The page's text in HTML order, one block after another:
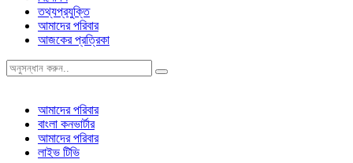
তথ্যপ্রযুক্তি
আমাদের পরিবার
আজকের প্রত্রিকা
আমাদের পরিবার
বাংলা কনভার্টার
আমাদের পরিবার
লাইভ টিভি